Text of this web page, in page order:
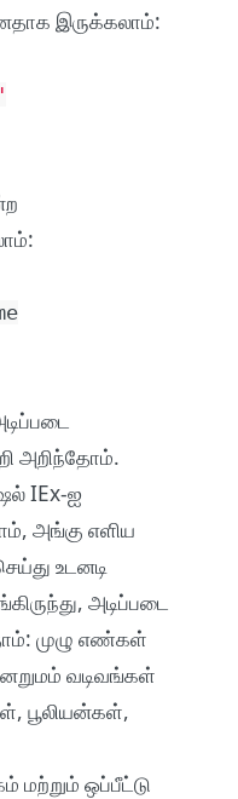
இருக்கலாம்:
அறிந்தோம்.
IEx-ஐ
அங்கு எளிய
உடனடி
அடிப்படை
முழு எண்கள்
வடிவங்கள்
பூலியன்கள்,
மற்றும் ஒப்பீட்டு